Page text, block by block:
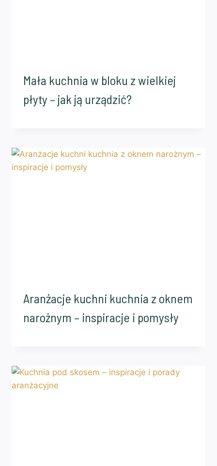
Mała kuchnia w bloku z wielkiej
płyty – jak ją urządzić?
Aranżacje kuchni kuchnia z oknem
narożnym – inspiracje i pomysły